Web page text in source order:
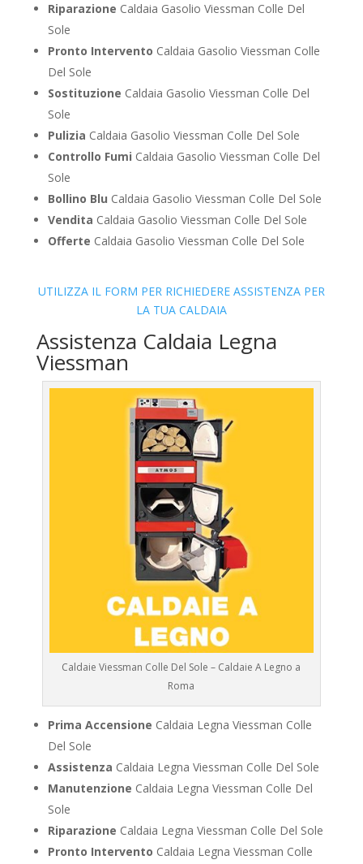
Riparazione Caldaia Gasolio Viessman Colle Del
Sole
Pronto Intervento Caldaia Gasolio Viessman Colle
Del Sole
Sostituzione Caldaia Gasolio Viessman Colle Del
Sole
Pulizia Caldaia Gasolio Viessman Colle Del Sole
Controllo Fumi Caldaia Gasolio Viessman Colle Del
Sole
Bollino Blu Caldaia Gasolio Viessman Colle Del Sole
Vendita Caldaia Gasolio Viessman Colle Del Sole
Offerte Caldaia Gasolio Viessman Colle Del Sole
UTILIZZA IL FORM PER RICHIEDERE ASSISTENZA PER
LA TUA CALDAIA
Assistenza Caldaia Legna
Viessman
Caldaie Viessman Colle Del Sole – Caldaie A Legno a
Roma
Prima Accensione Caldaia Legna Viessman Colle
Del Sole
Assistenza Caldaia Legna Viessman Colle Del Sole
Manutenzione Caldaia Legna Viessman Colle Del
Sole
Riparazione Caldaia Legna Viessman Colle Del Sole
Pronto Intervento Caldaia Legna Viessman Colle